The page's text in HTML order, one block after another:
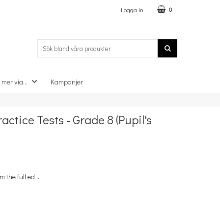
Logga in 0
via... Kampanjer
Tests - Grade 8 (Pupil's
the full ed ..